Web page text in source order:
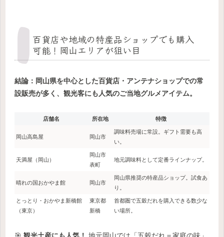
百貨店や地域の特産品ショップでも購入
可能！岡山エリアが狙い目
結論：岡山県を中心とした百貨店・アンテナショップでの常
設販売が多く、観光客にも人気のご当地グルメアイテム。
店舗名 所在地 特徴
岡山高島屋 岡山市
調味料売場に常設。ギフト需要も高
い。
天満屋（岡山）
岡山市
表町
地元調味料として定番ラインナップ。
晴れの国おかやま館 岡山市
岡山県推奨の特産品ショップ。試食あ
り。
とっとり・おかやま新橋館
（東京）
東京都
新橋
首都圏で五穀だれを購入できる数少な
い場所。